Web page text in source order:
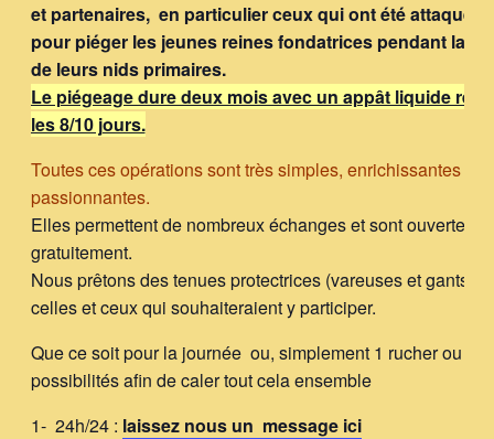
et partenaires, en particulier ceux qui ont été attaqués
pour piéger les jeunes reines fondatrices pendant la
de leurs nids primaires.
Le piégeage dure deux mois avec un appât liquide
les 8/10 jours.
Toutes ces opérations sont très simples, enrichissantes et
passionnantes.
Elles permettent de nombreux échanges et sont ouvertes à
gratuitement.
Nous prêtons des tenues protectrices (vareuses et gants) à
celles et ceux qui souhaiteraient y participer.
Que ce soit pour la journée ou, simplement 1 rucher ou
possibilités afin de caler tout cela ensemble
1- 24h/24 : laissez nous un message ici